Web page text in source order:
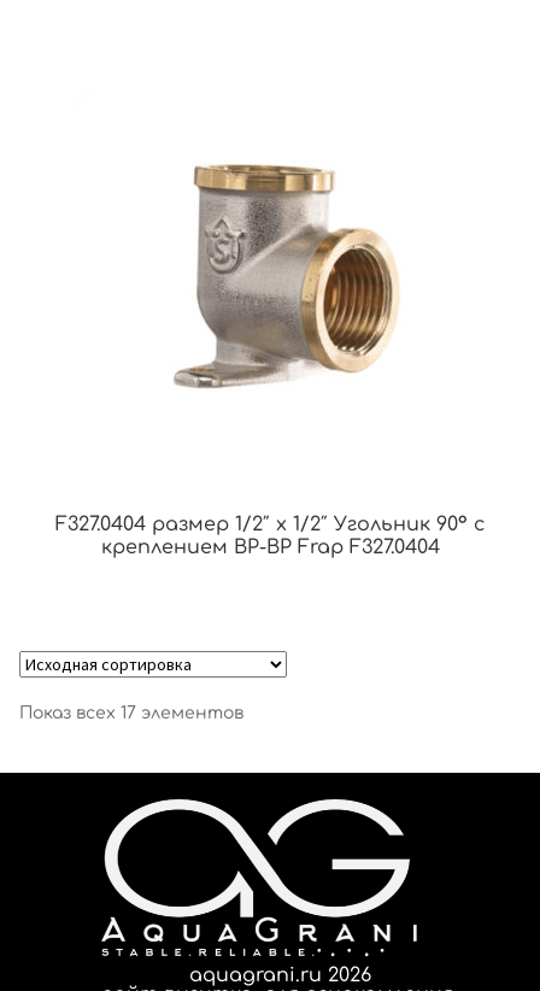
F327.0404 размер 1/2″ x 1/2″ Угольник 90° с
креплением ВР-ВР Frap F327.0404
Показ всех 17 элементов
aquagrani.ru 2026